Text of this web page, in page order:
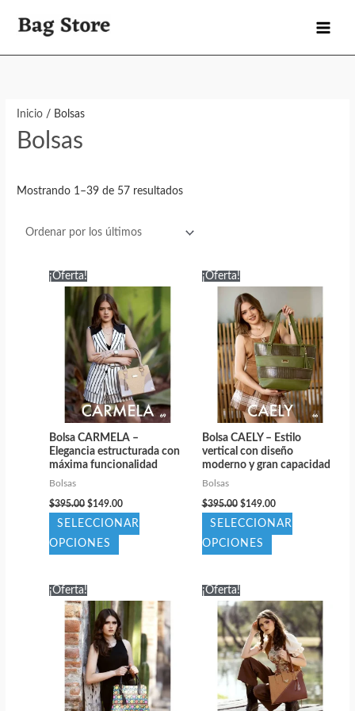
Inicio / Bolsas
Bolsas
Mostrando 1–39 de 57 resultadosOrdenado
los
¡Oferta!
Bolsa CARMELA –
Elegancia estructurada con
máxima funcionalidad
Bolsas
$395.00 El
precio
original
era:
$149.00El
precio
actual
es:
SELECCIONAR
OPCIONES
múltiples
variantes.
Las
opciones
se
pueden
¡Oferta!
Bolsa CAELY – Estilo
vertical con diseño
moderno y gran capacidad
Bolsas
$395.00 El
precio
original
era:
$149.00El
precio
actual
es:
SELECCIONAR
OPCIONES
múltiples
variantes.
Las
opciones
se
pueden
¡Oferta! ¡Oferta!